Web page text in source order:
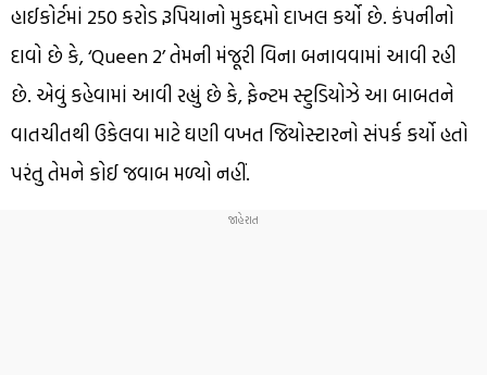
હાઈકોર્ટમાં 250 કરોડ રૂપિયાનો મુકદ્દમો દાખલ કર્યો છે. કંપનીનો
દાવો છે કે, ‘Queen 2’ તેમની મંજૂરી વિના બનાવવામાં આવી રહી
છે. એવું કહેવામાં આવી રહ્યું છે કે, ફેન્ટમ સ્ટુડિયોઝે આ બાબતને
વાતચીતથી ઉકેલવા માટે ઘણી વખત જિયોસ્ટારનો સંપર્ક કર્યો હતો
પરંતુ તેમને કોઈ જવાબ મળ્યો નહીં.